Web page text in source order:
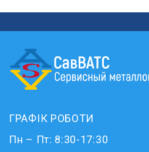
ГРАФІК РОБОТИ
Пн – Пт: 8:30-17:30